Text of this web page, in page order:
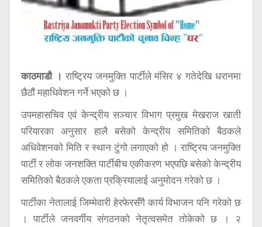
काठमाडौ । राष्ट्रिय जनमुक्ति पार्टीले मंसिर ४ गतेदेखि धरानमा
छैठौं महाधिवेशन गर्ने भएको छ ।
उपमहासचिव एवं केन्द्रीय सञ्चार विभाग प्रमुख मेखराज खाती
परियारका अनुसार हालै बसेको केन्द्रीय समितिको बैठकले
अधिवेशनको मिति र स्थान टुंगो लगाएको हो । राष्ट्रिय जनमुक्ति
पार्टी र लोक जनशक्ति पार्टीबीच एकीकरण भएपछि बसेको केन्द्रीय
समितिको बैठकले एकता प्रक्रियालाई अनुमोदन गरेको छ ।
पार्टीका नेतालाई जिम्मेवारी हेरफेरसँगै कार्य विभाजन पनि गरेको छ
। पार्टीले जनवर्गीय संगठनको नेतृत्वसमेत तोकेको छ । २